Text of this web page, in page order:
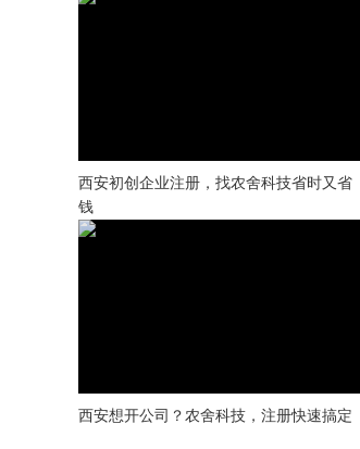
西安初创企业注册，找农舍科技省时又省
钱
西安想开公司？农舍科技，注册快速搞定